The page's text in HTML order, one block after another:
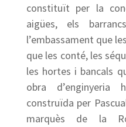
constituït per la
aigües, els
l’embassament que
que les conté, les
les hortes i bancals
obra d’enginyeria
construïda per
marquès de la